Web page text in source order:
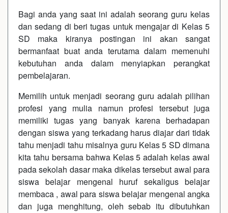
Bagi anda yang saat ini adalah seorang guru kelas
dan sedang di beri tugas untuk mengajar di Kelas 5
SD maka kiranya postingan ini akan sangat
bermanfaat buat anda terutama dalam memenuhi
kebutuhan anda dalam menyiapkan perangkat
pembelajaran.
Memilih untuk menjadi seorang guru adalah pilihan
profesi yang mulia namun profesi tersebut juga
memiliki tugas yang banyak karena berhadapan
dengan siswa yang terkadang harus diajar dari tidak
tahu menjadi tahu misalnya guru Kelas 5 SD dimana
kita tahu bersama bahwa Kelas 5 adalah kelas awal
pada sekolah dasar maka dikelas tersebut awal para
siswa belajar mengenal huruf sekaligus belajar
membaca , awal para siswa belajar mengenal angka
dan juga menghitung, oleh sebab itu dibutuhkan